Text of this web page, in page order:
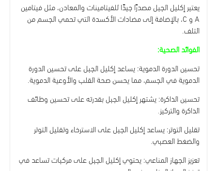
يعتبر إكليل الجبل مصدرًا جيدًا للفيتامينات والمعادن، مثل فيتامين
A و C، بالإضافة إلى مضادات الأكسدة التي تحمي الجسم من
التلف.
الفوائد الصحية:
تحسين الدورة الدموية: يساعد إكليل الجبل على تحسين الدورة
الدموية في الجسم، مما يحسن صحة القلب والأوعية الدموية.
تحسين الذاكرة: يشتهر إكليل الجبل بقدرته على تحسين وظائف
الذاكرة والتركيز.
تقليل التوتر: يساعد إكليل الجبل على الاسترخاء وتقليل التوتر
والضغط العصبي.
تعزيز الجهاز المناعي: يحتوي إكليل الجبل على مركبات تساعد في